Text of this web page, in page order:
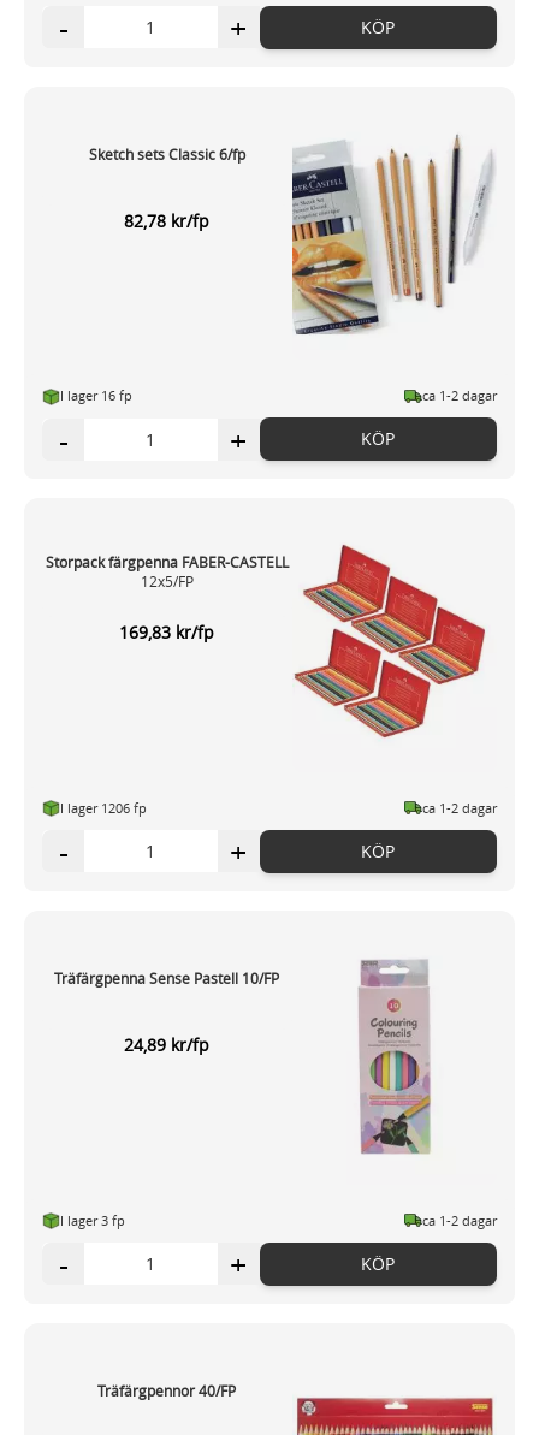
- + KÖP
Sketch sets Classic 6/fp
82,78 kr/fp
I lager 16 fp ca 1-2 dagar
- + KÖP
Storpack färgpenna FABER-CASTELL
12x5/FP
169,83 kr/fp
I lager 1206 fp ca 1-2 dagar
- + KÖP
Träfärgpenna Sense Pastell 10/FP
24,89 kr/fp
I lager 3 fp ca 1-2 dagar
- + KÖP
Träfärgpennor 40/FP